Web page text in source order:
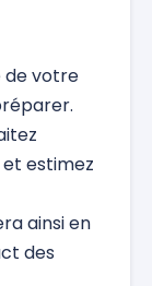
de votre
estimez
ainsi en
des